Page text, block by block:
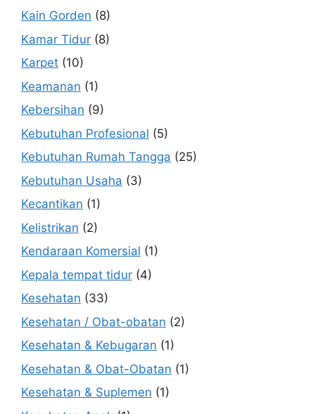
Kain Gorden (8)
Kamar Tidur (8)
Karpet (10)
Keamanan (1)
Kebersihan (9)
Kebutuhan Profesional (5)
Kebutuhan Rumah Tangga (25)
Kebutuhan Usaha (3)
Kecantikan (1)
Kelistrikan (2)
Kendaraan Komersial (1)
Kepala tempat tidur (4)
Kesehatan (33)
Kesehatan / Obat-obatan (2)
Kesehatan & Kebugaran (1)
Kesehatan & Obat-Obatan (1)
Kesehatan & Suplemen (1)